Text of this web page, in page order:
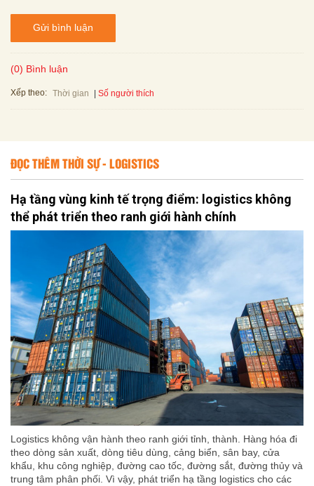
Gửi bình luận
(0) Bình luận
Xếp theo: Thời gian Số người thích
ĐỌC THÊM THỜI SỰ - LOGISTICS
Hạ tầng vùng kinh tế trọng điểm: logistics không
thể phát triển theo ranh giới hành chính
Logistics không vận hành theo ranh giới tỉnh, thành. Hàng hóa đi
theo dòng sản xuất, dòng tiêu dùng, cảng biển, sân bay, cửa
khẩu, khu công nghiệp, đường cao tốc, đường sắt, đường thủy và
trung tâm phân phối. Vì vậy, phát triển hạ tầng logistics cho các